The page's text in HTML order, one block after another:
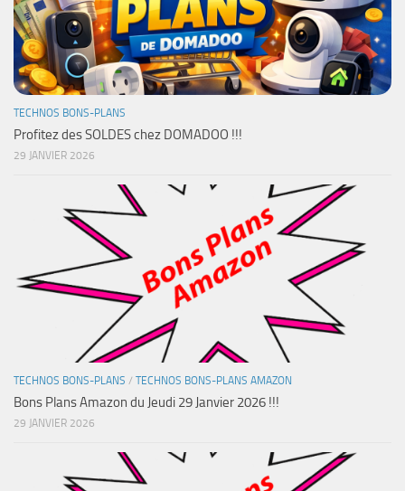
TECHNOS BONS-PLANS
Profitez des SOLDES chez DOMADOO !!!
29 JANVIER 2026
TECHNOS BONS-PLANS / TECHNOS BONS-PLANS AMAZON
Bons Plans Amazon du Jeudi 29 Janvier 2026 !!!
29 JANVIER 2026